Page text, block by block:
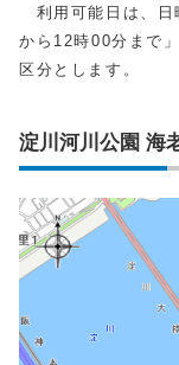
利用可能日は、日
から12時00分まで
区分とします。
淀川河川公園 海